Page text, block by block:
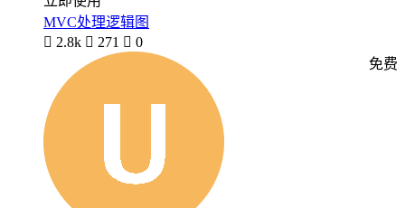
MVC处理逻辑图
 2.8k  271  0
免费